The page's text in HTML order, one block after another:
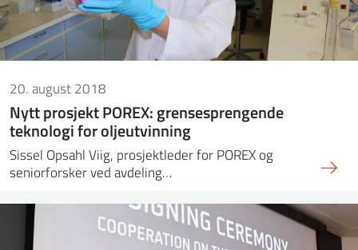
20. august 2018
Nytt prosjekt POREX: grensesprengende
teknologi for oljeutvinning
Sissel Opsahl Viig, prosjektleder for POREX og
seniorforsker ved avdeling…